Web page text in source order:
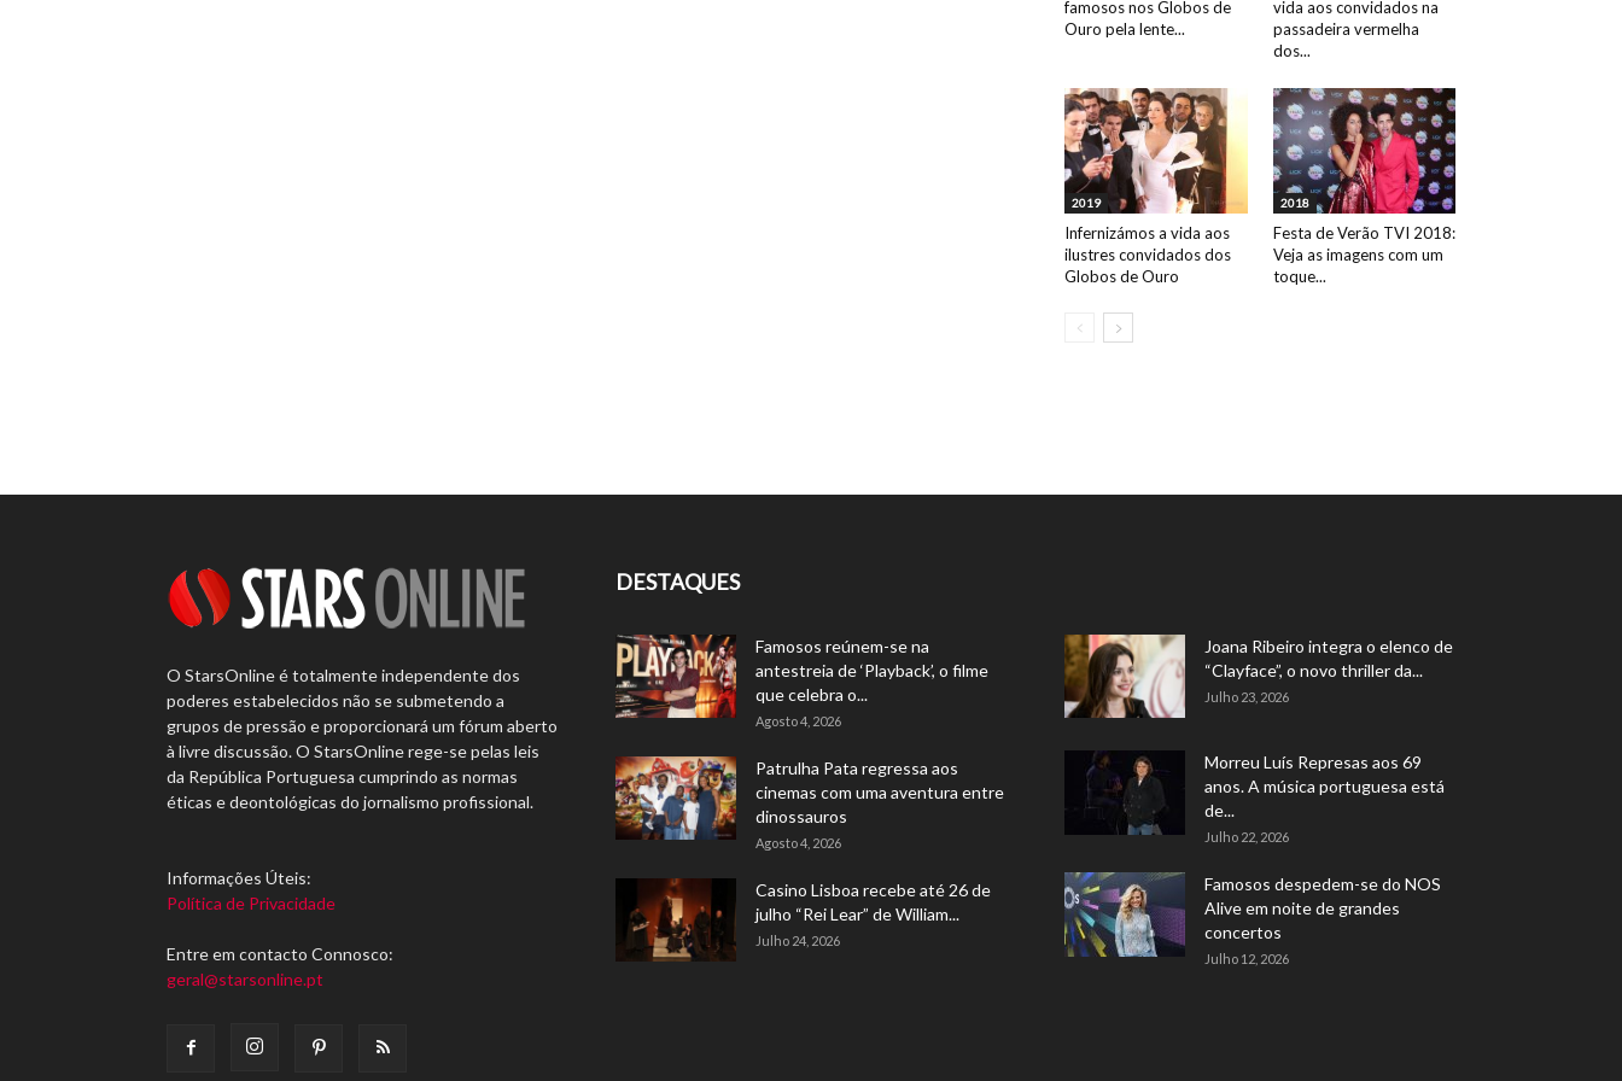
famosos nos Globos de
Ouro pela lente...
vida aos convidados na
passadeira vermelha
dos...
2019
Infernizámos a vida aos
ilustres convidados dos
Globos de Ouro
2018
Festa de Verão TVI 2018:
Veja as imagens com um
toque...
O StarsOnline é totalmente independente dos
poderes estabelecidos não se submetendo a
grupos de pressão e proporcionará um fórum aberto
à livre discussão. O StarsOnline rege-se pelas leis
da República Portuguesa cumprindo as normas
éticas e deontológicas do jornalismo profissional.
Informações Úteis:
Política de Privacidade
Entre em contacto Connosco:
geral@starsonline.pt
DESTAQUES
Famosos reúnem-se na
antestreia de ‘Playback’, o filme
que celebra o...
Agosto 4, 2026
Patrulha Pata regressa aos
cinemas com uma aventura entre
dinossauros
Agosto 4, 2026
Casino Lisboa recebe até 26 de
julho “Rei Lear” de William...
Julho 24, 2026
Joana Ribeiro integra o elenco de
“Clayface”, o novo thriller da...
Julho 23, 2026
Morreu Luís Represas aos 69
anos. A música portuguesa está
de...
Julho 22, 2026
Famosos despedem-se do NOS
Alive em noite de grandes
concertos
Julho 12, 2026